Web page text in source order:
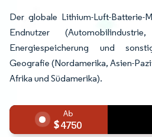
Der globale Lithium-Luft-Batterie-
Endnutzer (Automobilindustrie,
Energiespeicherung und
Geografie (Nordamerika, Asien-
Afrika und Südamerika).
4750